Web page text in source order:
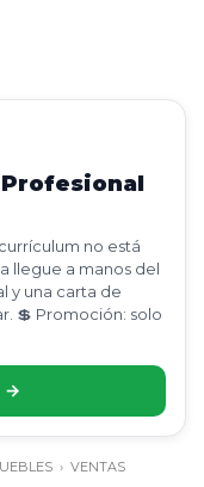
no está
llegue a manos del
y una carta de
💲 Promoción: solo
→
› VENTAS